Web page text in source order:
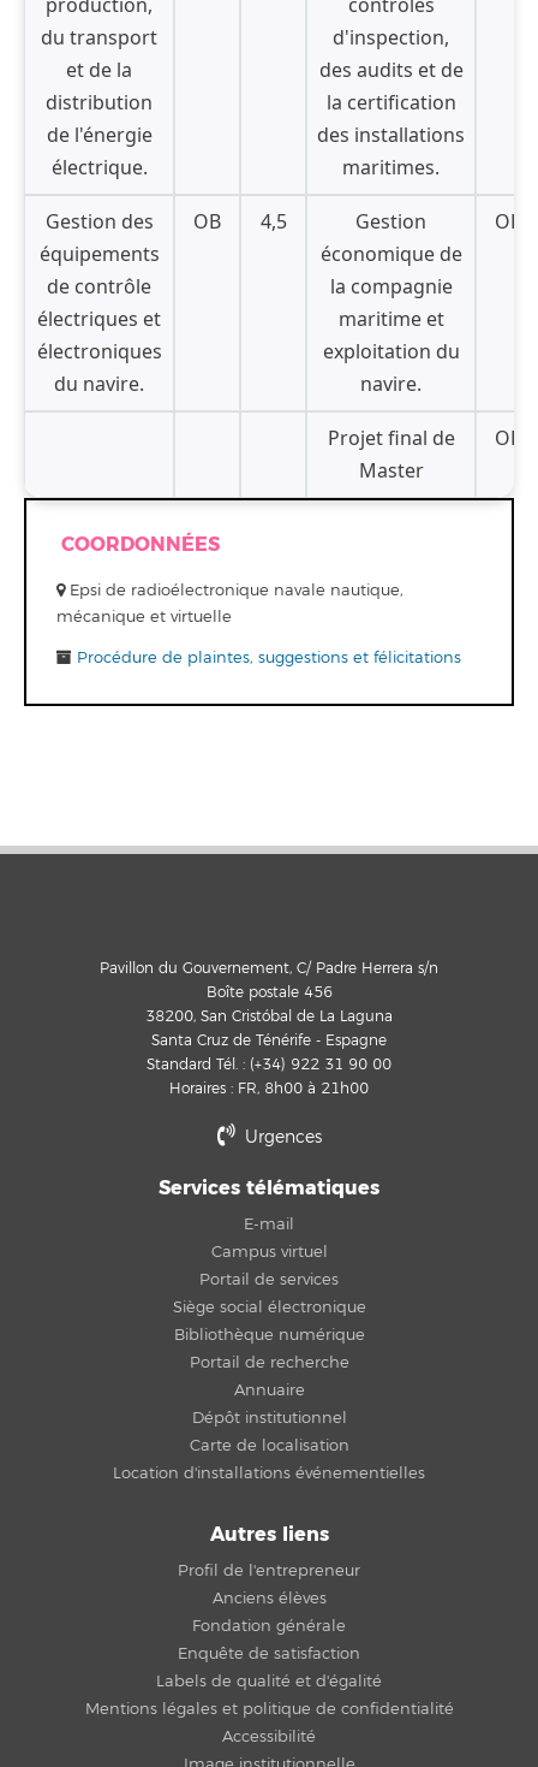
du transport
et de la
distribution
de l'énergie
électrique.
d'inspection,
des audits et de
la certification
des installations
maritimes.
Gestion des
équipements
de contrôle
électriques et
électroniques
du navire.
OB 4,5
Gestion
économique de
la compagnie
maritime et
exploitation du
navire.
OB
Projet final de
Master
OB
COORDONNÉES
Epsi de radioélectronique navale nautique,
mécanique et virtuelle
Procédure de plaintes, suggestions et félicitations
Pavillon du Gouvernement, C/ Padre Herrera s/n
Boîte postale 456
38200, San Cristóbal de La Laguna
Santa Cruz de Ténérife - Espagne
Standard Tél. : (+34) 922 31 90 00
Horaires : FR, 8h00 à 21h00
Urgences
Services télématiques
E-mail
Campus virtuel
Portail de services
Siège social électronique
Bibliothèque numérique
Portail de recherche
Annuaire
Dépôt institutionnel
Carte de localisation
Location d'installations événementielles
Autres liens
Profil de l'entrepreneur
Anciens élèves
Fondation générale
Enquête de satisfaction
Labels de qualité et d'égalité
Mentions légales et politique de confidentialité
Accessibilité